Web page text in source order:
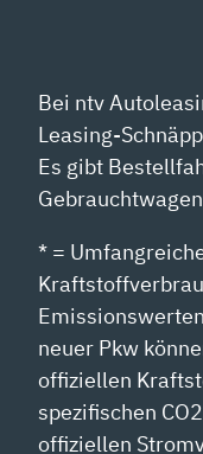
Bei ntv
Leasing-
Es gibt
* =
neuer Pkw
offiziellen
spezifischen
offiziellen